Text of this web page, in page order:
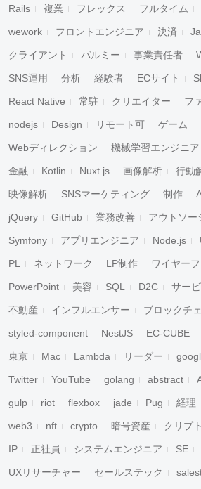
Rails 複業 フレックス フルタイム
wework フロントエンジニア 決済
クライアント パルミー 事業責任者
SNS運用 分析 経験者 ECサイト
React Native 常駐 クリエイター フ
nodejs Design リモート可 ゲーム
Webディレクション 機械学習エンジニア
金融 Kotlin Nuxt.js 画像解析 行動
映像解析 SNSマーケティング 制作
jQuery GitHub 業務改善 アウトソー
Symfony アプリエンジニア Node.js
PL ネットワーク LP制作 ワイヤー
PowerPoint 美容 SQL D2C サー
不動産 インフルエンサー ブロックチ
styled-component NestJS EC-CUBE
東京 Mac Lambda リーダー
Twitter YouTube golang abstract
gulp riot flexbox jade Pug 経理
web3 nft crypto 暗号資産 クリプト
IP 正社員 システムエンジニア SE
UXリサーチャー セールステック